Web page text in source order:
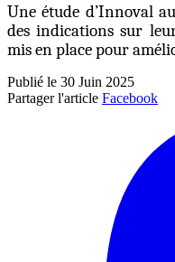
Une étude d’Innoval
des indications sur
mis en place pour
Publié le 30 Juin 2025
Partager l'article Facebook